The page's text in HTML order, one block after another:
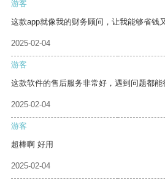
游客
这款app就像我的财务顾问，让我能够省钱
2025-02-04
游客
这款软件的售后服务非常好，遇到问题都能
2025-02-04
游客
超棒啊 好用
2025-02-04